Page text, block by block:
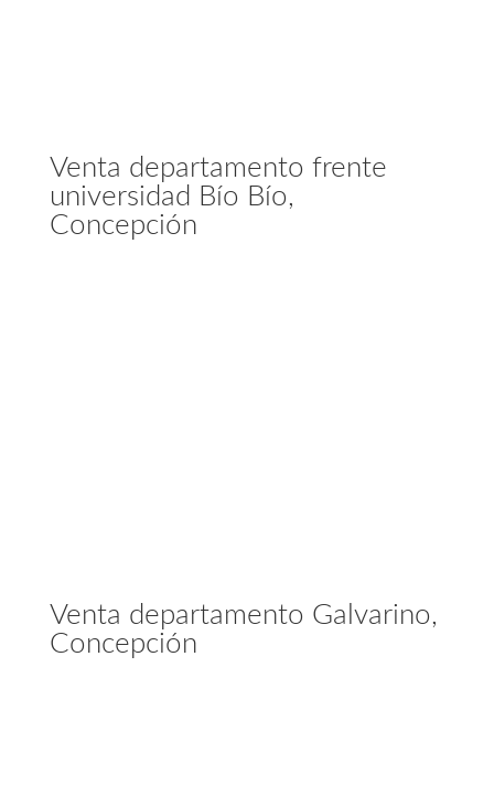
Venta departamento frente
universidad Bío Bío,
Concepción
Venta departamento Galvarino,
Concepción